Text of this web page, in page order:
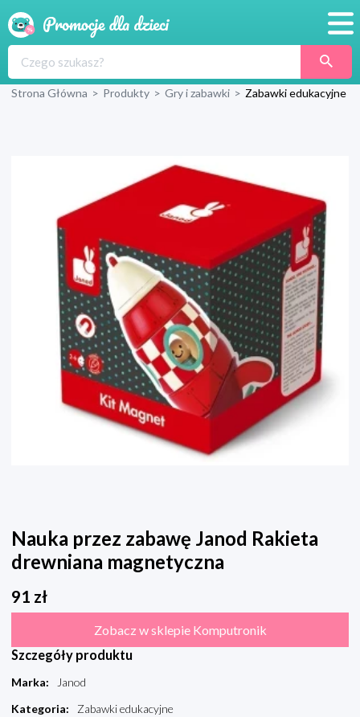
Produkty
Blog
Wyprawka
Strona Główna > Produkty > Gry i zabawki > Zabawki edukacyjne
Nauka przez zabawę Janod Rakieta
drewniana magnetyczna
91 zł
Zobacz w sklepie Komputronik
Szczegóły produktu
Marka:
Janod
Kategoria:
Zabawki edukacyjne